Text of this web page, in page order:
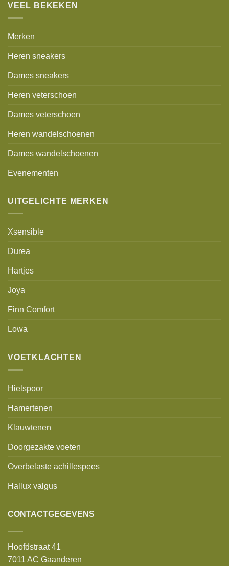
VEEL BEKEKEN
Merken
Heren sneakers
Dames sneakers
Heren veterschoen
Dames veterschoen
Heren wandelschoenen
Dames wandelschoenen
Evenementen
UITGELICHTE MERKEN
Xsensible
Durea
Hartjes
Joya
Finn Comfort
Lowa
VOETKLACHTEN
Hielspoor
Hamertenen
Klauwtenen
Doorgezakte voeten
Overbelaste achillespees
Hallux valgus
CONTACTGEGEVENS
Hoofdstraat 41
7011 AC Gaanderen